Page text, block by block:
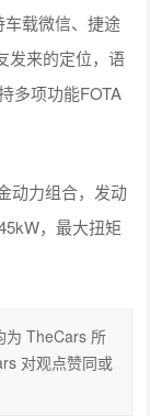
载微信、捷途
发来的定位，语
多项功能FOTA
动力组合，发动
，最大扭矩
为 TheCars 所
对观点赞同或